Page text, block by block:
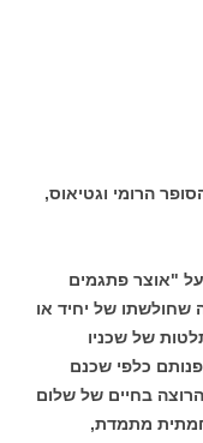
הרומי וגטיאוס,
"אוצר פתגמים
שחולשתו של יחיד או
של שכניו
כלפי שכנם
בחיים של שלום
מתמדת,